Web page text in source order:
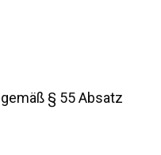
§ 55 Absatz